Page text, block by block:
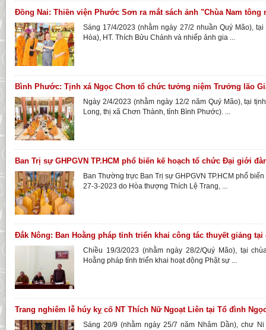
Đồng Nai: Thiền viện Phước Sơn ra mắt sách ảnh "Chùa Nam tông
Sáng 17/4/2023 (nhằm ngày 27/2 nhuần Quý Mão),
Hòa), HT. Thích Bửu Chánh và nhiếp ảnh gia ...
Bình Phước: Tịnh xá Ngọc Chơn tổ chức tưởng niệm Trưởng lão
Ngày 2/4/2023 (nhằm ngày 12/2 năm Quý Mão), tại
Long, thị xã Chơn Thành, tỉnh Bình Phước). ...
Ban Trị sự GHPGVN TP.HCM phổ biến kế hoạch tổ chức Đại giới
Ban Thường trực Ban Trị sự GHPGVN TP.HCM phổ
27-3-2023 do Hòa thượng Thích Lệ Trang, ...
Đắk Nông: Ban Hoằng pháp tỉnh triển khai công tác thuyết giảng tại
Chiều 19/3/2023 (nhằm ngày 28/2/Quý Mão), tại
Hoằng pháp tỉnh triển khai hoạt động Phật sự ...
Trang nghiêm lễ húy kỵ cố NT Thích Nữ Ngoạt Liên tại Tổ đình
Sáng 20/9 (nhằm ngày 25/7 năm Nhâm Dần), chư